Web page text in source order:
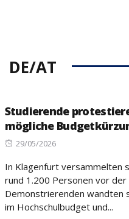
DE/AT
Studierende
mögliche
Posted
29/05/2026
In Klagenfurt versammelten
rund 1.200 Personen vor
Demonstrierenden wandten
im Hochschulbudget und...